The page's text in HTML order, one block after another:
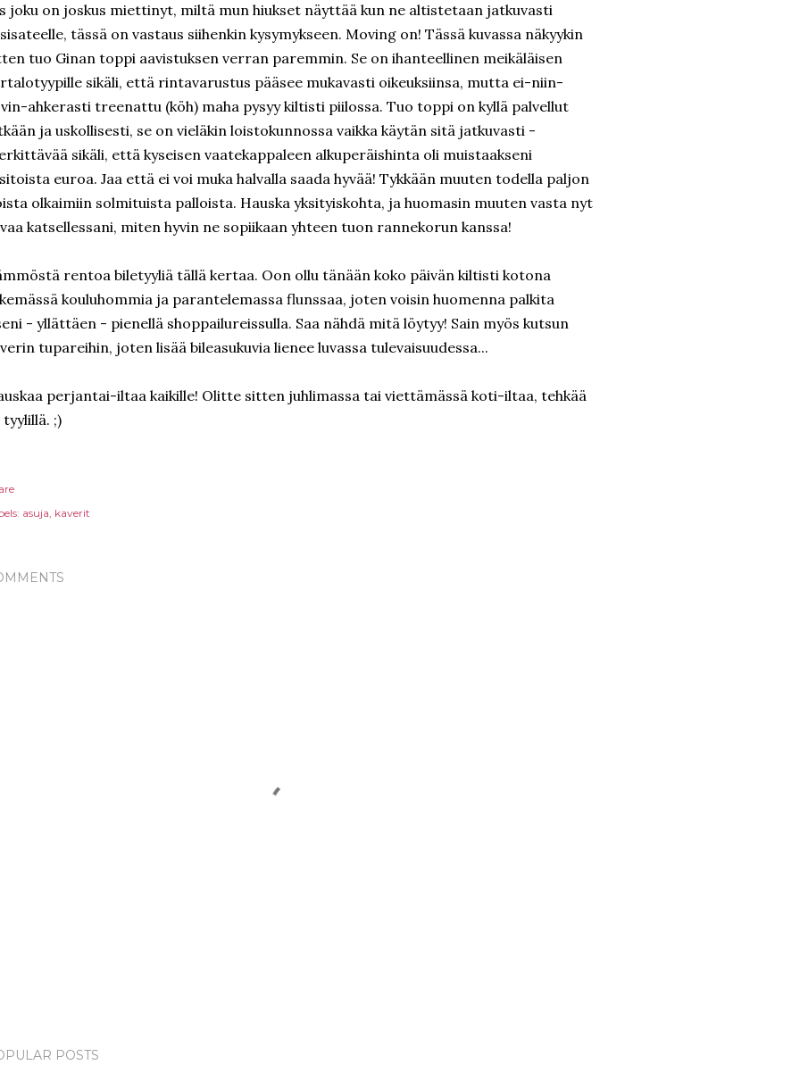
joku on joskus miettinyt, miltä mun hiukset näyttää kun ne altistetaan jatkuvasti
tässä on vastaus siihenkin kysymykseen. Moving on! Tässä kuvassa näkyykin
tuo Ginan toppi aavistuksen verran paremmin. Se on ihanteellinen meikäläisen
sikäli, että rintavarustus pääsee mukavasti oikeuksiinsa, mutta ei-niin-
ahkerasti treenattu (köh) maha pysyy kiltisti piilossa. Tuo toppi on kyllä palvellut
ja uskollisesti, se on vieläkin loistokunnossa vaikka käytän sitä jatkuvasti -
sikäli, että kyseisen vaatekappaleen alkuperäishinta oli muistaakseni
euroa. Jaa että ei voi muka halvalla saada hyvää! Tykkään muuten todella paljon
olkaimiin solmituista palloista. Hauska yksityiskohta, ja huomasin muuten vasta nyt
katsellessani, miten hyvin ne sopiikaan yhteen tuon rannekorun kanssa!
rentoa biletyyliä tällä kertaa. Oon ollu tänään koko päivän kiltisti kotona
kouluhommia ja parantelemassa flunssaa, joten voisin huomenna palkita
- yllättäen - pienellä shoppailureissulla. Saa nähdä mitä löytyy! Sain myös kutsun
tupareihin, joten lisää bileasukuvia lienee luvassa tulevaisuudessa...
perjantai-iltaa kaikille! Olitte sitten juhlimassa tai viettämässä koti-iltaa, tehkää
tyylillä. ;)
asuja kaverit
POSTS